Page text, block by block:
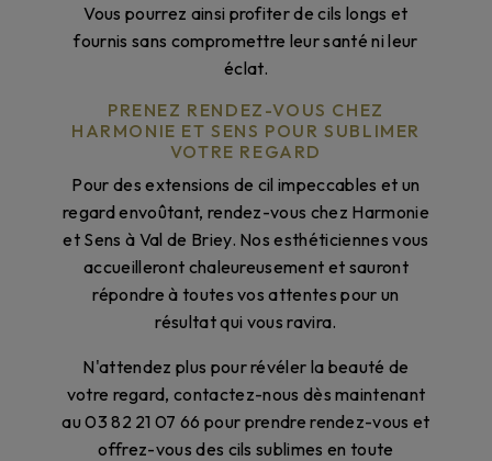
Vous pourrez ainsi profiter de cils longs et
fournis sans compromettre leur santé ni leur
éclat.
PRENEZ RENDEZ-VOUS CHEZ
HARMONIE ET SENS POUR SUBLIMER
VOTRE REGARD
Pour des extensions de cil impeccables et un
regard envoûtant, rendez-vous chez Harmonie
et Sens à Val de Briey. Nos esthéticiennes vous
accueilleront chaleureusement et sauront
répondre à toutes vos attentes pour un
résultat qui vous ravira.
N'attendez plus pour révéler la beauté de
votre regard, contactez-nous dès maintenant
au 03 82 21 07 66 pour prendre rendez-vous et
offrez-vous des cils sublimes en toute